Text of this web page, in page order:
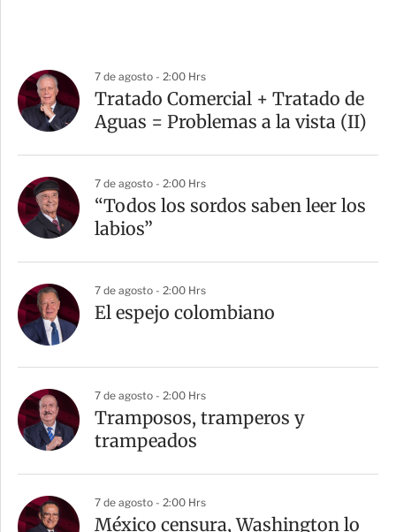
7 de agosto - 2:00 Hrs
Tratado Comercial + Tratado de
Aguas = Problemas a la vista (II)
7 de agosto - 2:00 Hrs
“Todos los sordos saben leer los
labios”
7 de agosto - 2:00 Hrs
El espejo colombiano
7 de agosto - 2:00 Hrs
Tramposos, tramperos y
trampeados
7 de agosto - 2:00 Hrs
México censura, Washington lo